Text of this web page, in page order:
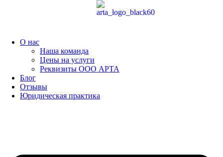
О нас
Наша команда
Цены на услуги
Реквизиты ООО АРТА
Блог
Отзывы
Юридическая практика